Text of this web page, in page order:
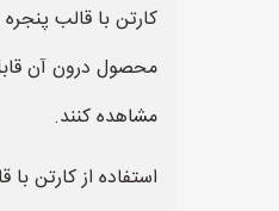
کارتن با قالب
محصول درون آن
مشاهده کنند.
استفاده از کارتن